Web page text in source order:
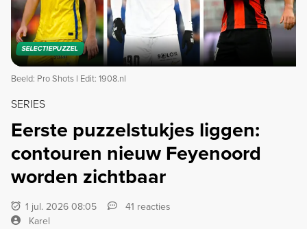
SELECTIEPUZZEL
Beeld: Pro Shots l Edit: 1908.nl
SERIES
Eerste puzzelstukjes liggen:
contouren nieuw Feyenoord
worden zichtbaar
1 jul. 2026 08:05
41 reacties
Karel